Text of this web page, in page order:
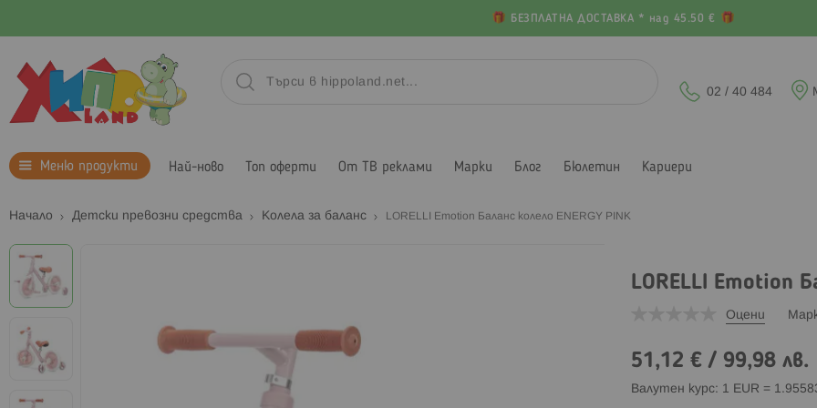
БЕЗПЛАТНА ДОСТАВКА * над 45.50 €
02 / 40 484
Меню продукти Най-ново Топ оферти От ТВ реклами Марки Блог Бюлетин Кариери
Начало Детски превозни средства Колела за баланс LORELLI Emotion Баланс колело ENERGY PINK
Преминете
към
края
на
галерията
изображенията
LORELLI Emotion
Оцени
51,12 €/ 99,98 лв.
Валутен курс: 1 EUR =